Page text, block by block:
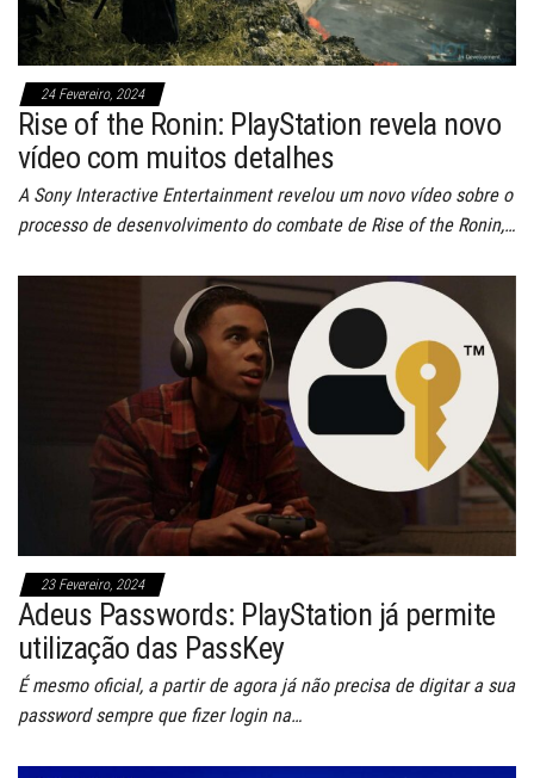
24 Fevereiro, 2024
Rise of the Ronin: PlayStation revela novo
vídeo com muitos detalhes
A Sony Interactive Entertainment revelou um novo vídeo sobre o
processo de desenvolvimento do combate de Rise of the Ronin,…
23 Fevereiro, 2024
Adeus Passwords: PlayStation já permite
utilização das PassKey
É mesmo oficial, a partir de agora já não precisa de digitar a sua
password sempre que fizer login na…